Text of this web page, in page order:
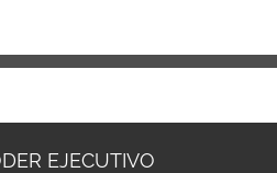
EJECUTIVO